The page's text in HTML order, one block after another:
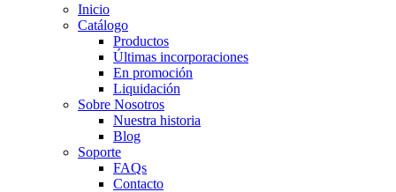
Inicio
Catálogo
Productos
Últimas incorporaciones
En promoción
Liquidación
Sobre Nosotros
Nuestra historia
Blog
Soporte
FAQs
Contacto